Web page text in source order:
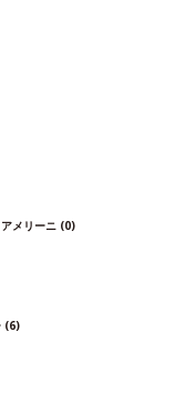
メリーニ (0)
(6)